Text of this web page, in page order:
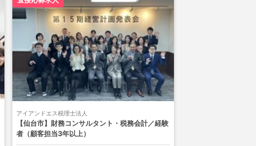
アイアンドエス税理士法人
【仙台市】財務コンサルタント・税務会計／経験
者（顧客担当3年以上）